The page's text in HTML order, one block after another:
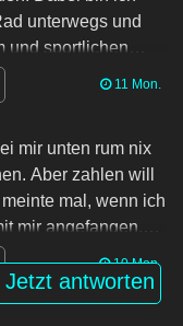
Jetzt antworten
unterwegs und
und sportlichen
11 Mon.
mir unten rum nix
Aber zahlen will
mal, wenn ich
mir angefangen.
die Rubrik
man gemocht wird"
EHrlichkeit in ihren
10 Mon.